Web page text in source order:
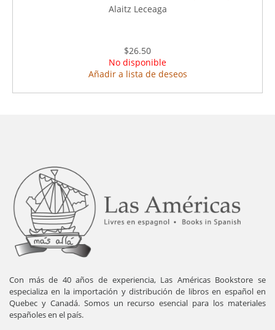
Alaitz Leceaga
$26.50
No disponible
Añadir a lista de deseos
Con más de 40 años de experiencia, Las Américas Bookstore se
especializa en la importación y distribución de libros en español en
Quebec y Canadá. Somos un recurso esencial para los materiales
españoles en el país.